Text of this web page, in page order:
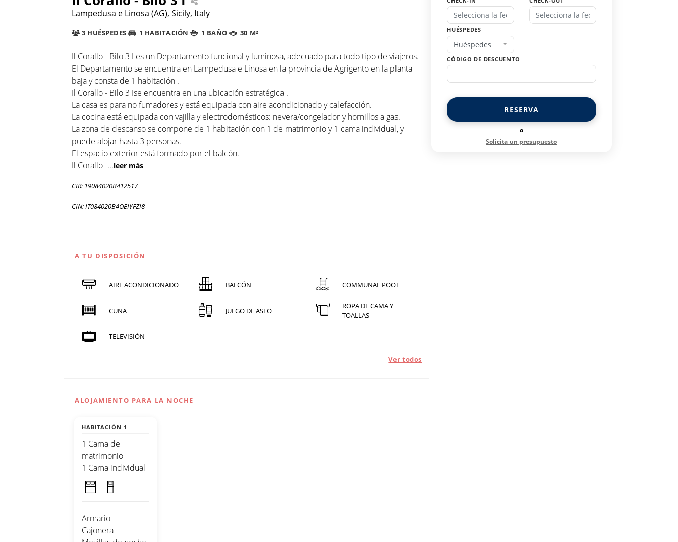
Lampedusa e Linosa (AG), Sicily, Italy
3 HUÉSPEDES 1 HABITACIÓN 1 BAÑO 30 M²
Il Corallo - Bilo 3 I es un Departamento funcional y luminosa, adecuado para todo tipo de viajeros.
El Departamento se encuentra en Lampedusa e Linosa en la provincia de Agrigento en la planta
baja y consta de 1 habitación .
Il Corallo - Bilo 3 Ise encuentra en una ubicación estratégica .
La casa es para no fumadores y está equipada con aire acondicionado y calefacción.
La cocina está equipada con vajilla y electrodomésticos: nevera/congelador y hornillos a gas.
La zona de descanso se compone de 1 habitación con 1 de matrimonio y 1 cama individual, y
puede alojar hasta 3 personas.
El espacio exterior está formado por el balcón.
Il Corallo -...leer más
CIR: 19084020B412517
CIN: IT084020B4OEIYFZI8
A TU DISPOSICIÓN
AIRE ACONDICIONADO BALCÓN COMMUNAL POOL
CUNA JUEGO DE ASEO
ROPA DE CAMA Y
TOALLAS
TELEVISIÓN
Ver todos
ALOJAMIENTO PARA LA NOCHE
HABITACIÓN 1
1 Cama de
matrimonio
1 Cama individual
Armario
Cajonera
HUÉSPEDES
Huéspedes
CÓDIGO DE DESCUENTO
RESERVA
o
Solicita un presupuesto